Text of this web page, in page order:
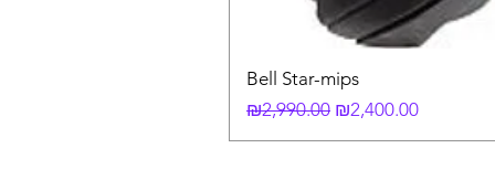
Bell Star-mips
Regular Price
₪2,990.00 Sale Price
₪2,400.00